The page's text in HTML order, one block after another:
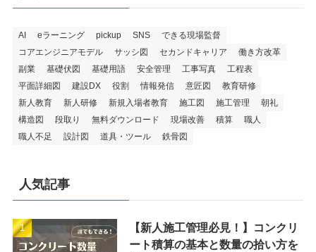
AI eラーニング pickup SNS
できる現場監督
コアエンジニアモデル
サッシ図 セカンドキャリア
働き方改革
副業
基礎伏図 基礎用語 安全管理 工事写真
工程表
平面詳細図
建設DX 役割 情報発信 意匠図
教育研修
新人教育
新人研修 新規入場者教育 施工図 施工管理
朝礼
構造図
段取り 無料ダウンロード 現場改善 積算
職人
職人不足
設計図 道具・ツール 鉄骨図
人気記事
【新人施工管理必見！】コンクリ
ート積算の基本と数量の拾い方を